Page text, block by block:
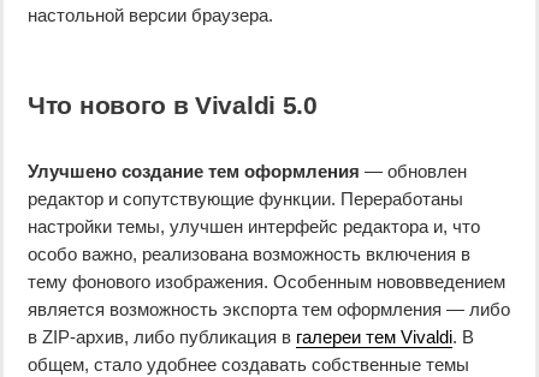
настольной версии браузера.
Что нового в Vivaldi 5.0
Улучшено создание тем оформления — обновлен
редактор и сопутствующие функции. Переработаны
настройки темы, улучшен интерфейс редактора и, что
особо важно, реализована возможность включения в
тему фонового изображения. Особенным нововведением
является возможность экспорта тем оформления — либо
в ZIP-архив, либо публикация в галереи тем Vivaldi. В
общем, стало удобнее создавать собственные темы